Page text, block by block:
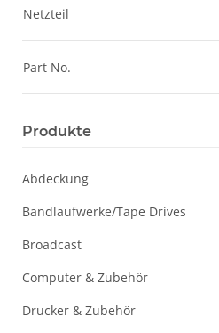
Netzteil
Part No.
Produkte
Abdeckung
Bandlaufwerke/Tape Drives
Broadcast
Computer & Zubehör
Drucker & Zubehör